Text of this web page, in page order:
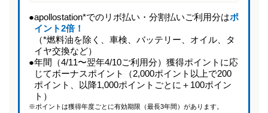
●apollostation*でのリボ払い・分割払いご利用分はポ
イント2倍！
（*燃料油を除く、車検、バッテリー、オイル、タ
イヤ交換など）
●年間（4/11〜翌年4/10ご利用分）獲得ポイントに応
じてボーナスポイント（2,000ポイント以上で200
ポイント、以降1,000ポイントごとに＋100ポイン
ト）
※ポイントは獲得年度ごとに有効期限（最長3年間）があります。